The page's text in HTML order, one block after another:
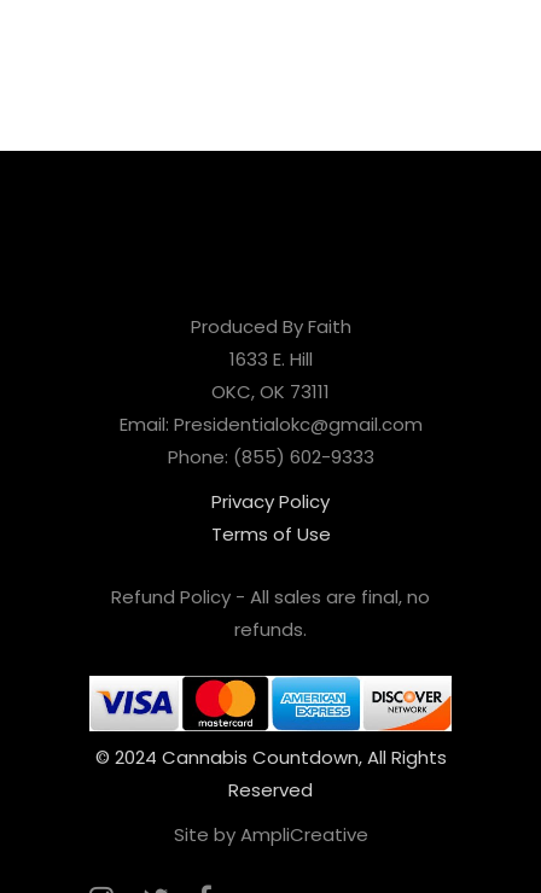
Produced By Faith
1633 E. Hill
OKC, OK 73111
Email: Presidentialokc@gmail.com
Phone: (855) 602-9333
Privacy Policy
Terms of Use
Refund Policy - All sales are final, no
refunds.
© 2024 Cannabis Countdown, All Rights
Reserved
Site by AmpliCreative